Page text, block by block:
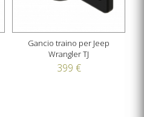
Gancio traino per Jeep
Wrangler TJ
399 €